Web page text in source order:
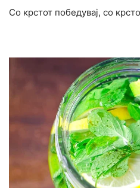
Со крстот победувај, со